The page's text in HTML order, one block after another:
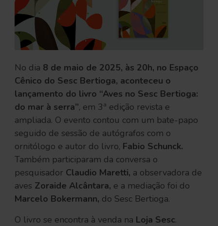
No dia 8 de maio de 2025, às 20h, no Espaço
Cênico do Sesc Bertioga, aconteceu o
lançamento do livro “Aves no Sesc Bertioga:
do mar à serra”, em 3ª edição revista e
ampliada. O evento contou com um bate-papo
seguido de sessão de autógrafos com o
ornitólogo e autor do livro, Fabio Schunck.
Também participaram da conversa o
pesquisador Claudio Maretti, a observadora de
aves Zoraide Alcântara, e a mediação foi do
Marcelo Bokermann, do Sesc Bertioga.
O livro se encontra à venda na Loja Sesc.